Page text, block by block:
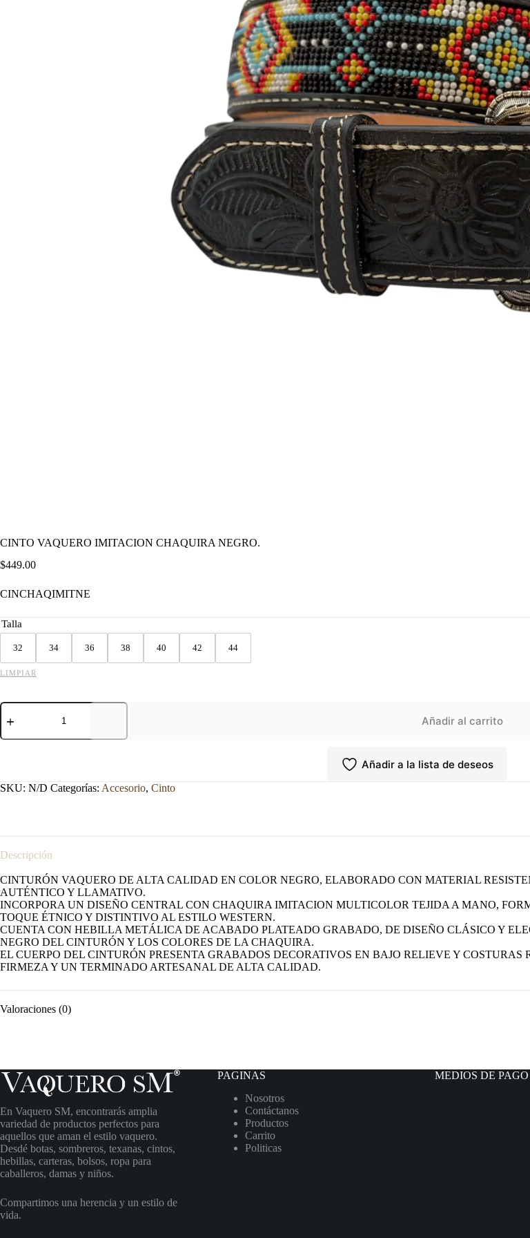
CINTO VAQUERO IMITACION CHAQUIRA NEGRO.
$449.00
CINCHAQIMITNE
Talla
32 34 36 38 40 42 44
LIMPIAR
CINTO
VAQUERO
CHAQUIRA
Añadir al carrito
Añadir a la lista de deseos
SKU: N/D Categorías: Accesorio, Cinto
Descripción
CINTURÓN VAQUERO DE ALTA CALIDAD EN COLOR NEGRO, ELABORADO CON MATERIAL
AUTÉNTICO Y LLAMATIVO.
INCORPORA UN DISEÑO CENTRAL CON CHAQUIRA IMITACION MULTICOLOR TEJIDA A MANO,
TOQUE ÉTNICO Y DISTINTIVO AL ESTILO WESTERN.
CUENTA CON HEBILLA METÁLICA DE ACABADO PLATEADO GRABADO, DE DISEÑO CLÁSICO Y
NEGRO DEL CINTURÓN Y LOS COLORES DE LA CHAQUIRA.
EL CUERPO DEL CINTURÓN PRESENTA GRABADOS DECORATIVOS EN BAJO RELIEVE Y
FIRMEZA Y UN TERMINADO ARTESANAL DE ALTA CALIDAD.
Valoraciones (0)
En Vaquero SM, encontrarás amplia
variedad de productos perfectos para
aquellos que aman el estilo vaquero.
Desdé botas, sombreros, texanas, cintos,
hebillas, carteras, bolsos, ropa para
caballeros, damas y niños.
Compartimos una herencia y un estilo de
vida.
PAGINAS
Nosotros
Contáctanos
Productos
Carrito
Politicas
MEDIOS DE PAGO